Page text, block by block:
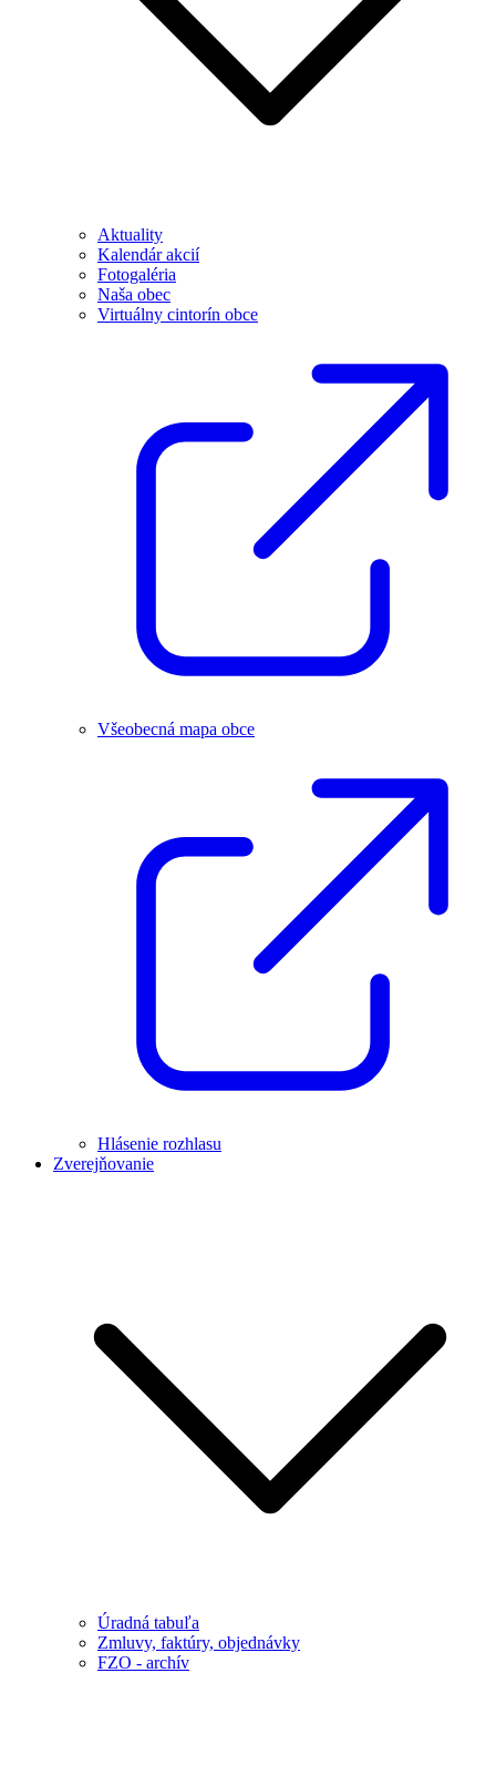
Aktuality
Kalendár akcií
Fotogaléria
Naša obec
Virtuálny cintorín obce
Všeobecná mapa obce
Hlásenie rozhlasu
Zverejňovanie
Úradná tabuľa
Zmluvy, faktúry, objednávky
FZO - archív